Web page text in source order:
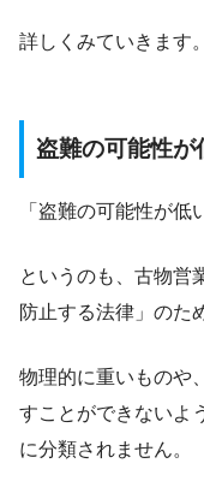
詳しくみていきます。
盗難の可能性が
「盗難の可能性が低
というのも、古物営
防止する法律」のた
物理的に重いものや
すことができないよ
に分類されません。